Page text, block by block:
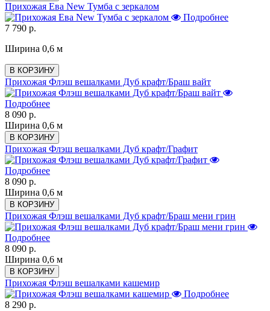
Прихожая Ева New Тумба с зеркалом
Подробнее
7 790 р.
Ширина 0,6 м
В КОРЗИНУ
Прихожая Флэш вешалками Дуб крафт/Браш вайт
Подробнее
8 090 р.
Ширина 0,6 м
В КОРЗИНУ
Прихожая Флэш вешалками Дуб крафт/Графит
Подробнее
8 090 р.
Ширина 0,6 м
В КОРЗИНУ
Прихожая Флэш вешалками Дуб крафт/Браш мени грин
Подробнее
8 090 р.
Ширина 0,6 м
В КОРЗИНУ
Прихожая Флэш вешалками кашемир
Подробнее
8 290 р.